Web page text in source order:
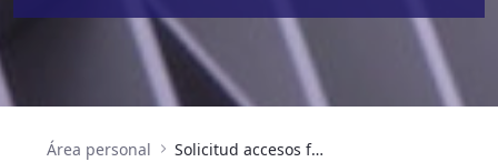
Área personal Solicitud accesos fuera de horario